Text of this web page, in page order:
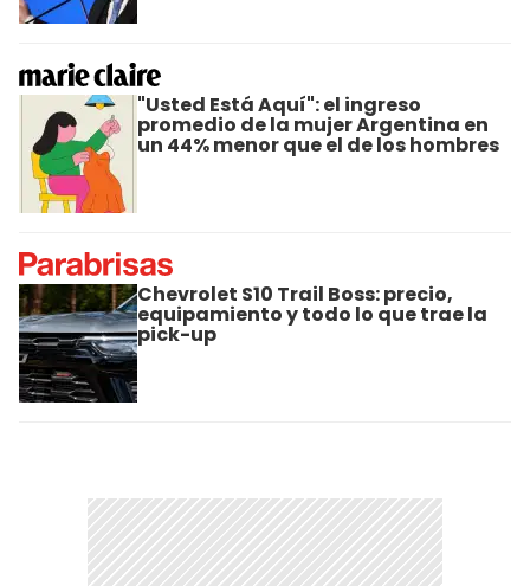
"Usted Está Aquí": el ingreso
promedio de la mujer Argentina en
un 44% menor que el de los hombres
Chevrolet S10 Trail Boss: precio,
equipamiento y todo lo que trae la
pick-up